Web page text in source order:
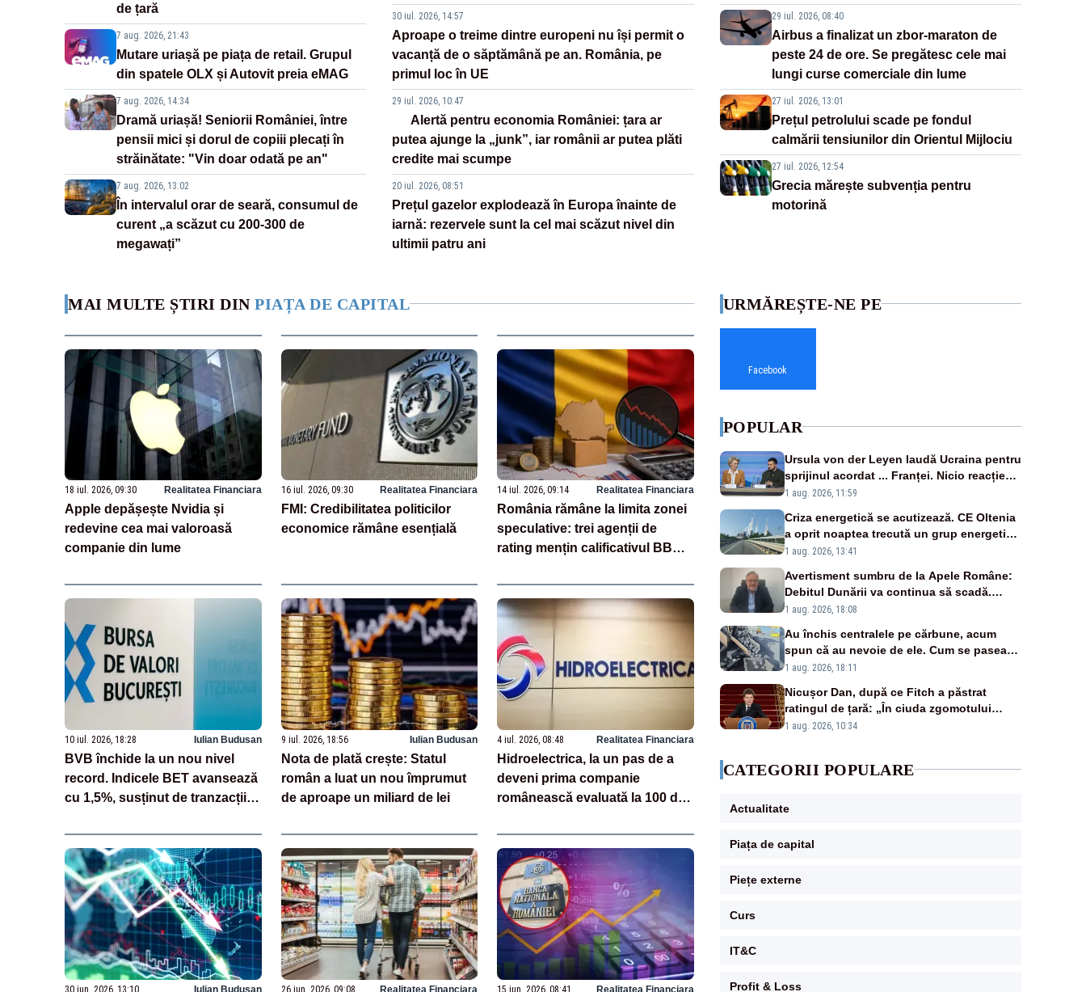
de țară
7 aug. 2026, 21:43
Mutare uriașă pe piața de retail. Grupul
din spatele OLX și Autovit preia eMAG
7 aug. 2026, 14:34
Dramă uriașă! Seniorii României, între
pensii mici și dorul de copiii plecați în
străinătate: "Vin doar odată pe an"
7 aug. 2026, 13:02
În intervalul orar de seară, consumul de
curent „a scăzut cu 200-300 de
megawați”
30 iul. 2026, 14:57
Aproape o treime dintre europeni nu își permit o
vacanță de o săptămână pe an. România, pe
primul loc în UE
29 iul. 2026, 10:47
Alertă pentru economia României: țara ar
putea ajunge la „junk”, iar românii ar putea plăti
credite mai scumpe
20 iul. 2026, 08:51
Prețul gazelor explodează în Europa înainte de
iarnă: rezervele sunt la cel mai scăzut nivel din
ultimii patru ani
29 iul. 2026, 08:40
Airbus a finalizat un zbor-maraton de
peste 24 de ore. Se pregătesc cele mai
lungi curse comerciale din lume
27 iul. 2026, 13:01
Prețul petrolului scade pe fondul
calmării tensiunilor din Orientul Mijlociu
27 iul. 2026, 12:54
Grecia mărește subvenția pentru
motorină
MAI MULTE ȘTIRI DIN PIAȚA DE CAPITAL
18 iul. 2026, 09:30 Realitatea Financiara
Apple depășește Nvidia și
redevine cea mai valoroasă
companie din lume
16 iul. 2026, 09:30 Realitatea Financiara
FMI: Credibilitatea politicilor
economice rămâne esențială
14 iul. 2026, 09:14 Realitatea Financiara
România rămâne la limita zonei
speculative: trei agenții de
rating mențin calificativul BBB
10 iul. 2026, 18:28 Iulian Budusan
BVB închide la un nou nivel
record. Indicele BET avansează
cu 1,5%, susținut de tranzacțiile
9 iul. 2026, 18:56 Iulian Budusan
Nota de plată crește: Statul
român a luat un nou împrumut
de aproape un miliard de lei
4 iul. 2026, 08:48 Realitatea Financiara
Hidroelectrica, la un pas de a
deveni prima companie
românească evaluată la 100 de
30 iun. 2026, 13:10 Iulian Budusan 26 iun. 2026, 09:08 Realitatea Financiara 15 iun. 2026, 08:41 Realitatea Financiara
URMĂREȘTE-NE PE
Facebook
POPULAR
Ursula von der Leyen laudă Ucraina pentru
sprijinul acordat ... Franței. Nicio reacție
privind ajutorul energetic promis României
1 aug. 2026, 11:59
Criza energetică se acutizează. CE Oltenia
a oprit noaptea trecută un grup energetic
de la Rovinari
1 aug. 2026, 13:41
Avertisment sumbru de la Apele Române:
Debitul Dunării va continua să scadă.
Cernavodă s-ar putea închide în 4 zile
1 aug. 2026, 18:08
Au închis centralele pe cărbune, acum
spun că au nevoie de ele. Cum se pasează
vina în plină criză energetică
1 aug. 2026, 18:11
Nicușor Dan, după ce Fitch a păstrat
ratingul de țară: „În ciuda zgomotului
politic, România funcționează”
1 aug. 2026, 10:34
CATEGORII POPULARE
Actualitate
Piața de capital
Piețe externe
Curs
IT&C
Profit & Loss